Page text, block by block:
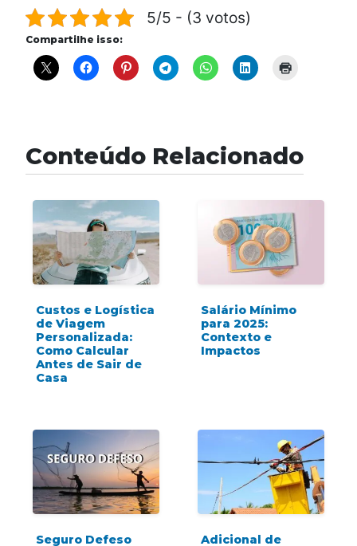
5/5 - (3 votos)
Compartilhe isso:
Conteúdo Relacionado
Custos e Logística
de Viagem
Personalizada:
Como Calcular
Antes de Sair de
Casa
Salário Mínimo
para 2025:
Contexto e
Impactos
Seguro Defeso
Adicional de